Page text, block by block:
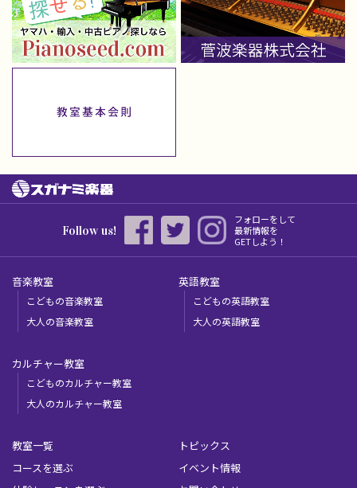
Follow us!
フォローをして
最新情報を
GETしよう！
音楽教室
こどもの音楽教室
大人の音楽教室
英語教室
こどもの英語教室
大人の英語教室
カルチャー教室
こどものカルチャー教室
大人のカルチャー教室
教室一覧
コースを選ぶ
トピックス
イベント情報